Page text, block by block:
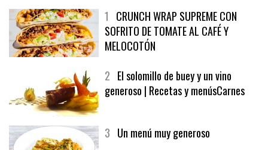
1CRUNCH WRAP SUPREME CON
SOFRITO DE TOMATE AL CAFÉ Y
MELOCOTÓN
2El solomillo de buey y un vino